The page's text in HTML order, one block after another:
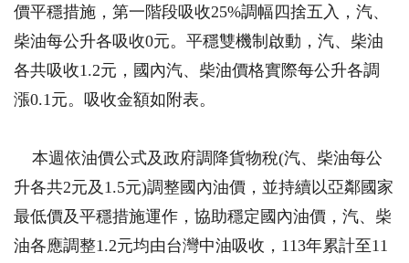
價平穩措施，第一階段吸收25%調幅四捨五入，汽、
柴油每公升各吸收0元。平穩雙機制啟動，汽、柴油
各共吸收1.2元，國內汽、柴油價格實際每公升各調
漲0.1元。吸收金額如附表。
本週依油價公式及政府調降貨物稅(汽、柴油每公
升各共2元及1.5元)調整國內油價，並持續以亞鄰國家
最低價及平穩措施運作，協助穩定國內油價，汽、柴
油各應調整1.2元均由台灣中油吸收，113年累計至11